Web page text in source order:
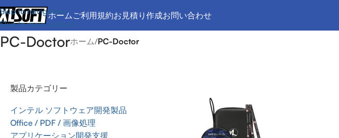
Skip to navigation
Skip to main content
ホーム ご利用規約お見積り作成お問い合わせ
PC-Doctorホーム/PC-Doctor
製品カテゴリー
インテル ソフトウェア開発製品
Office / PDF / 画像処理
アプリケーション開発支援